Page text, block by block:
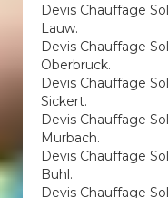
Devis Chauffage
Lauw.
Devis Chauffage
Oberbruck.
Devis Chauffage
Sickert.
Devis Chauffage
Murbach.
Devis Chauffage
Buhl.
Devis Chauffage